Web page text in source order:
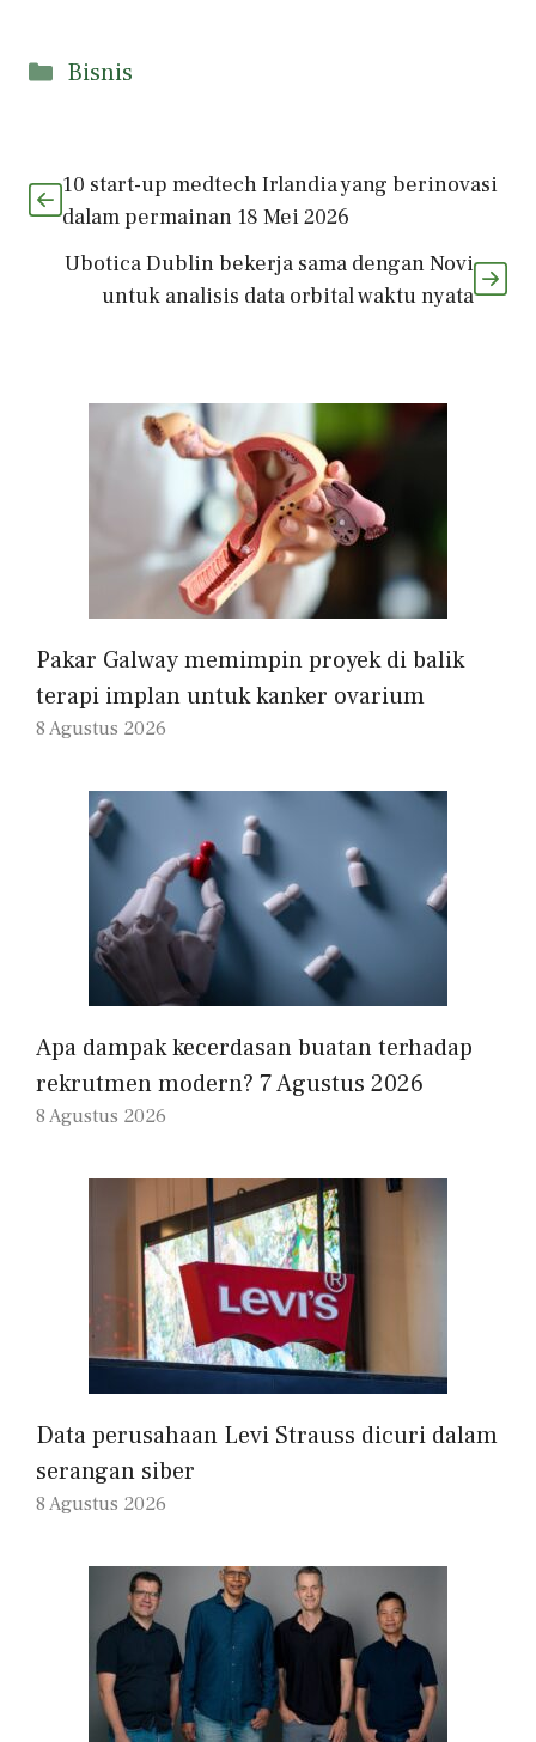
Kategori
Bisnis
10 start-up medtech Irlandia yang berinovasi
dalam permainan 18 Mei 2026
Ubotica Dublin bekerja sama dengan Novi
untuk analisis data orbital waktu nyata
Pakar Galway memimpin proyek di balik
terapi implan untuk kanker ovarium
8 Agustus 2026
Apa dampak kecerdasan buatan terhadap
rekrutmen modern? 7 Agustus 2026
8 Agustus 2026
Data perusahaan Levi Strauss dicuri dalam
serangan siber
8 Agustus 2026